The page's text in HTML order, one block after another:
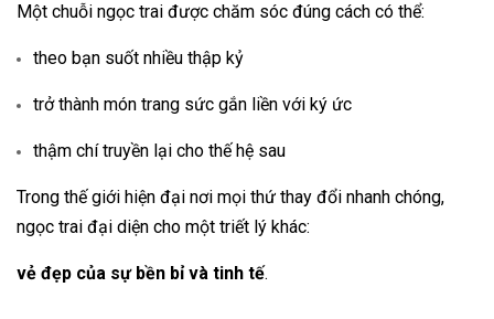
Một chuỗi ngọc trai được chăm sóc đúng cách có thể:
theo bạn suốt nhiều thập kỷ
trở thành món trang sức gắn liền với ký ức
thậm chí truyền lại cho thế hệ sau
Trong thế giới hiện đại nơi mọi thứ thay đổi nhanh chóng,
ngọc trai đại diện cho một triết lý khác:
vẻ đẹp của sự bền bỉ và tinh tế.